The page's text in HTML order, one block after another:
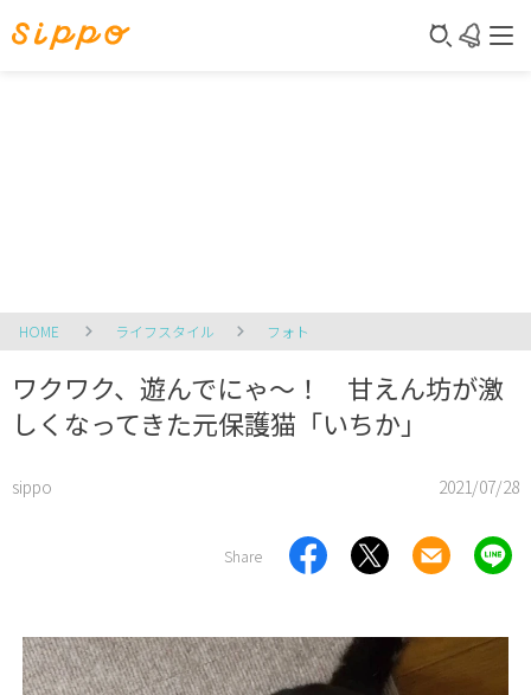
HOME ライフスタイル フォト
ワクワク、遊んでにゃ～！ 甘えん坊が激
しくなってきた元保護猫「いちか」
sippo 2021/07/28
Share